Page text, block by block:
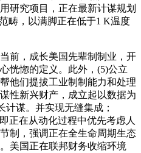
研究项目，正在最新计谋规划
畴，以满脚正在低于1 K温度
前，成长美国先辈制制业，开
恍惚的定义。此外，(5)公立
他们提拔工业制制能力和处理
性新兴财产，成立起以数据为
谋。并实现无缝集成；
正在从动化过程中优先考虑人
制，强调正在全生命周期生态
美国正在联邦财务收缩环境